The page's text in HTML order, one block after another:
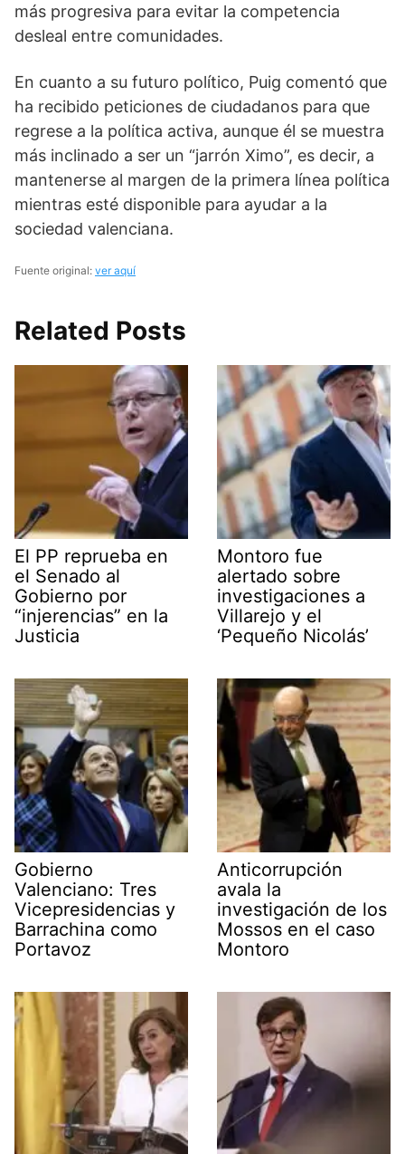
más progresiva para evitar la competencia
desleal entre comunidades.
En cuanto a su futuro político, Puig comentó que
ha recibido peticiones de ciudadanos para que
regrese a la política activa, aunque él se muestra
más inclinado a ser un “jarrón Ximo”, es decir, a
mantenerse al margen de la primera línea política
mientras esté disponible para ayudar a la
sociedad valenciana.
Fuente original: ver aquí
Related Posts
El PP reprueba en
el Senado al
Gobierno por
“injerencias” en la
Justicia
Montoro fue
alertado sobre
investigaciones a
Villarejo y el
‘Pequeño Nicolás’
Gobierno
Valenciano: Tres
Vicepresidencias y
Barrachina como
Portavoz
Anticorrupción
avala la
investigación de los
Mossos en el caso
Montoro